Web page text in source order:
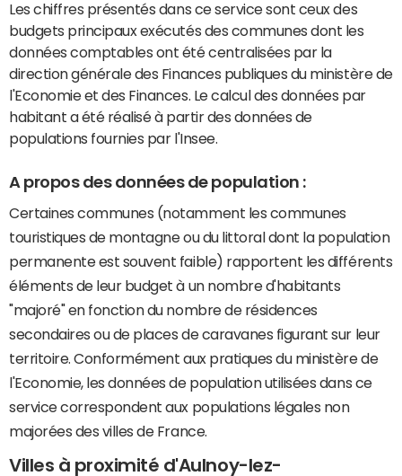
Les chiffres présentés dans ce service sont ceux des
budgets principaux exécutés des communes dont les
données comptables ont été centralisées par la
direction générale des Finances publiques du ministère de
l'Economie et des Finances. Le calcul des données par
habitant a été réalisé à partir des données de
populations fournies par l'Insee.
A propos des données de population :
Certaines communes (notamment les communes
touristiques de montagne ou du littoral dont la population
permanente est souvent faible) rapportent les différents
éléments de leur budget à un nombre d'habitants
"majoré" en fonction du nombre de résidences
secondaires ou de places de caravanes figurant sur leur
territoire. Conformément aux pratiques du ministère de
l'Economie, les données de population utilisées dans ce
service correspondent aux populations légales non
majorées des villes de France.
Villes à proximité d'Aulnoy-lez-